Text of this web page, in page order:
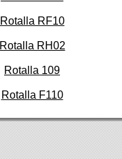
Rotalla RF10
Rotalla RH02
Rotalla 109
Rotalla F110